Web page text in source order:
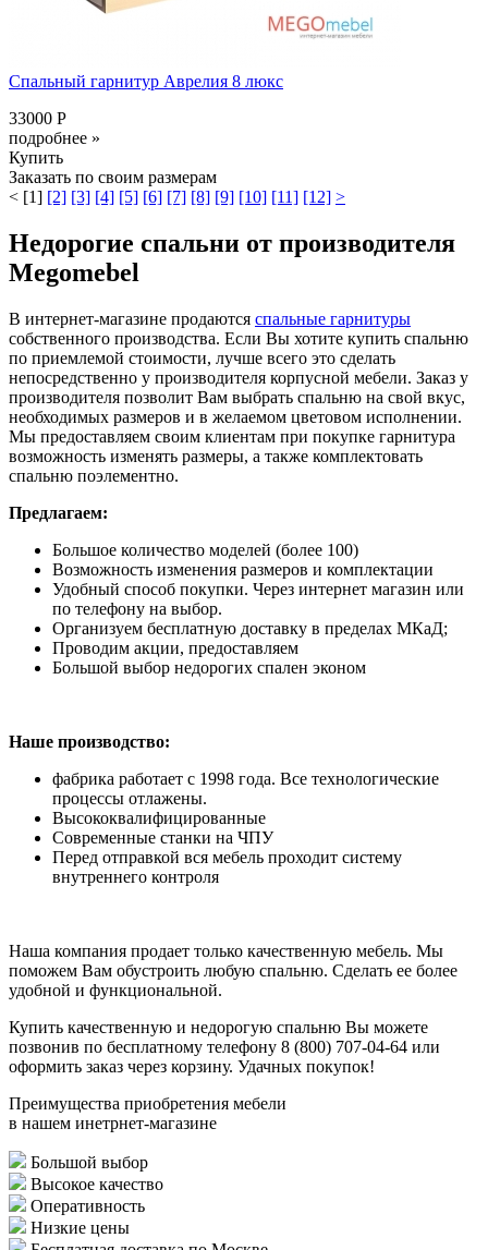
Спальный гарнитур Аврелия 8 люкс
33000 Р
подробнее »
Купить
Заказать по своим размерам
< [1] [2] [3] [4] [5] [6] [7] [8] [9] [10] [11] [12] >
Недорогие спальни от производителя
Megomebel
В интернет-магазине продаются спальные гарнитуры
собственного производства. Если Вы хотите купить спальню
по приемлемой стоимости, лучше всего это сделать
непосредственно у производителя корпусной мебели. Заказ у
производителя позволит Вам выбрать спальню на свой вкус,
необходимых размеров и в желаемом цветовом исполнении.
Мы предоставляем своим клиентам при покупке гарнитура
возможность изменять размеры, а также комплектовать
спальню поэлементно.
Предлагаем:
Большое количество моделей (более 100)
Возможность изменения размеров и комплектации
Удобный способ покупки. Через интернет магазин или
по телефону на выбор.
Организуем бесплатную доставку в пределах МКаД;
Проводим акции, предоставляем
Большой выбор недорогих спален эконом
Наше производство:
фабрика работает с 1998 года. Все технологические
процессы отлажены.
Высококвалифицированные
Современные станки на ЧПУ
Перед отправкой вся мебель проходит систему
внутреннего контроля
Наша компания продает только качественную мебель. Мы
поможем Вам обустроить любую спальню. Сделать ее более
удобной и функциональной.
Купить качественную и недорогую спальню Вы можете
позвонив по бесплатному телефону 8 (800) 707-04-64 или
оформить заказ через корзину. Удачных покупок!
Преимущества приобретения мебели
в нашем инетрнет-магазине
Большой выбор
Высокое качество
Оперативность
Низкие цены